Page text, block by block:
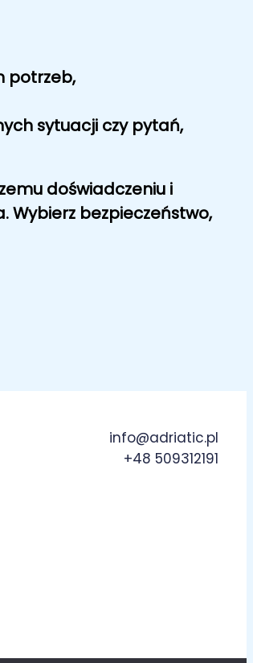
potrzeb,
sytuacji czy pytań,
doświadczeniu i
Wybierz bezpieczeństwo,
info@adriatic.pl
+48 509312191